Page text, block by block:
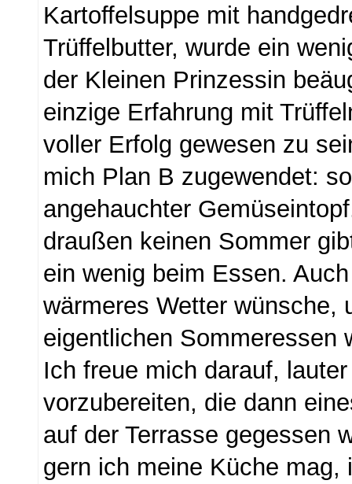
Kartoffelsuppe mit
Trüffelbutter, wurde ein
der Kleinen Prinzessin
einzige Erfahrung mit
voller Erfolg gewesen zu
mich Plan B zugewendet:
angehauchter
draußen keinen Sommer
ein wenig beim Essen.
wärmeres Wetter wünsche,
eigentlichen Sommeressen
Ich freue mich darauf,
vorzubereiten, die dann
auf der Terrasse gegessen
gern ich meine Küche mag,